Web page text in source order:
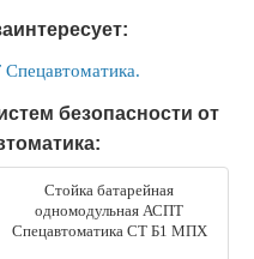
безопасности от
Стойка батарейная
одномодульная АСПТ
Спецавтоматика СТ Б1 МПХ